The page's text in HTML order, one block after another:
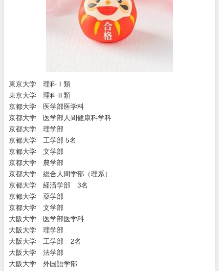
東京大学 理科Ⅰ類
東京大学 理科Ⅱ類
京都大学 医学部医学科
京都大学 医学部人間健康科学科
京都大学 理学部
京都大学 工学部 5名
京都大学 文学部
京都大学 農学部
京都大学 総合人間学部（理系）
京都大学 経済学部 3名
京都大学 薬学部
京都大学 文学部
大阪大学 医学部医学科
大阪大学 理学部
大阪大学 工学部 2名
大阪大学 法学部
大阪大学 外国語学部